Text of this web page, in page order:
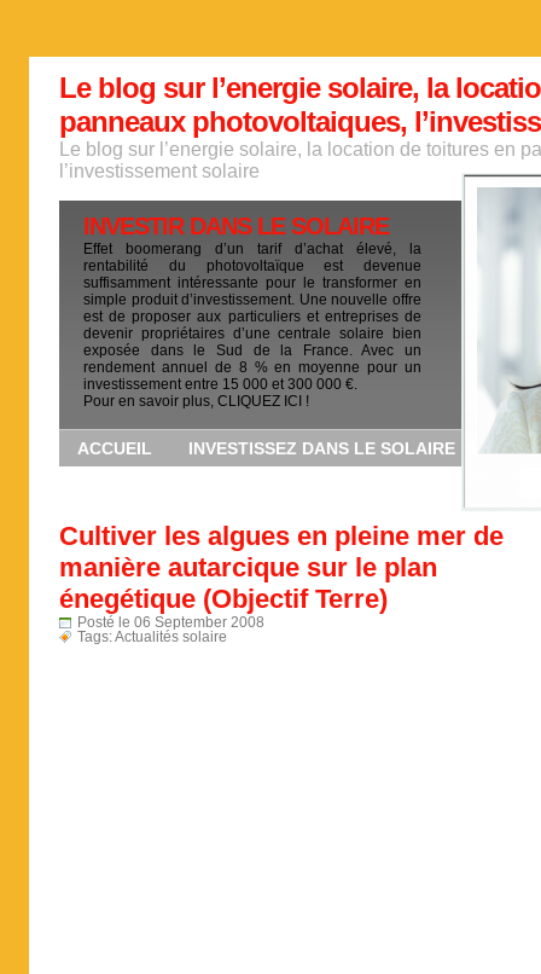
Le blog sur l’energie solaire, la
panneaux photovoltaiques,
Le blog sur l’energie solaire, la location de toitures en
l’investissement solaire
INVESTIR DANS LE SOLAIRE
Effet boomerang d’un tarif d’achat élevé, la
rentabilité du photovoltaïque est devenue
suffisamment intéressante pour le transformer en
simple produit d’investissement. Une nouvelle offre
est de proposer aux particuliers et entreprises de
devenir propriétaires d’une centrale solaire bien
exposée dans le Sud de la France. Avec un
rendement annuel de 8 % en moyenne pour un
investissement entre 15 000 et 300 000 €.
Pour en savoir plus, CLIQUEZ ICI !
ACCUEIL INVESTISSEZ DANS LE SOLAIRE
Cultiver les algues en pleine mer de
manière autarcique sur le plan
énegétique (Objectif Terre)
Posté le 06 September 2008
Tags:Actualités solaire